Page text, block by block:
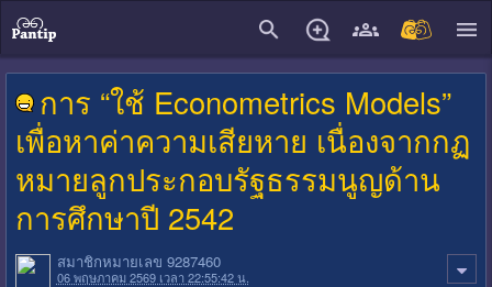
การ “ใช้ Econometrics Models”
เพื่อหาค่าความเสียหาย เนื่องจากกฏ
หมายลูกประกอบรัฐธรรมนูญด้าน
การศึกษาปี 2542
สมาชิกหมายเลข 9287460
06 พฤษภาคม 2569 เวลา 22:55:42 น.
close